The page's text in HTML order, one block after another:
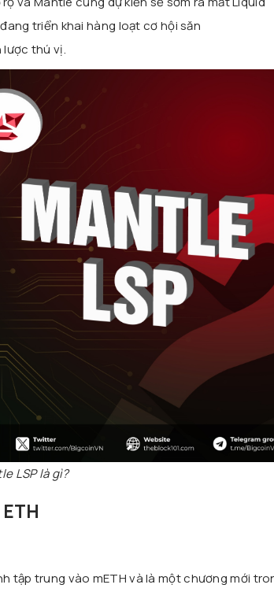
triển khai hàng loạt cơ hội săn
thú vị.
LSP là gì?
tập trung vào mETH và là một chương mới